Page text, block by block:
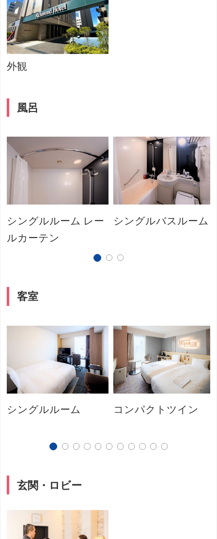
外観
風呂
シングルルーム レー
ルカーテン
シングルバスルーム
客室
シングルルーム コンパクトツイン
玄関・ロビー